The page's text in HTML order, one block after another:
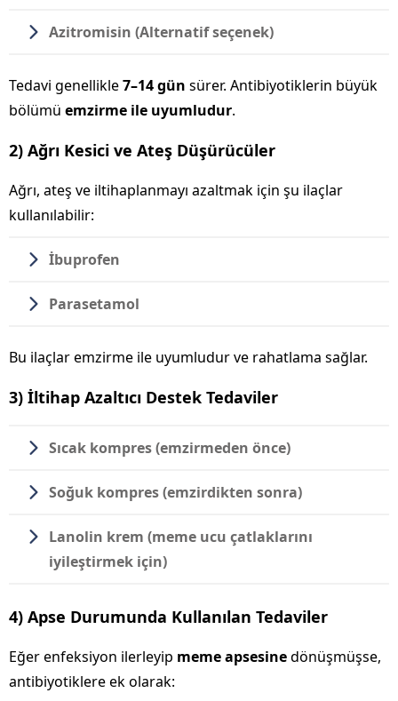
Azitromisin (Alternatif seçenek)
Tedavi genellikle7–14 gün sürer. Antibiyotiklerin büyük
bölümü emzirme ile uyumludur.
2) Ağrı Kesici ve Ateş Düşürücüler
Ağrı, ateş ve iltihaplanmayı azaltmak için şu ilaçlar
kullanılabilir:
İbuprofen
Parasetamol
Bu ilaçlar emzirme ile uyumludur ve rahatlama sağlar.
3) İltihap Azaltıcı Destek Tedaviler
Sıcak kompres(emzirmeden önce)
Soğuk kompres(emzirdikten sonra)
Lanolin krem (meme ucu çatlaklarını
iyileştirmek için)
4) Apse Durumunda Kullanılan Tedaviler
Eğer enfeksiyon ilerleyip meme apsesinedönüşmüşse,
antibiyotiklere ek olarak: